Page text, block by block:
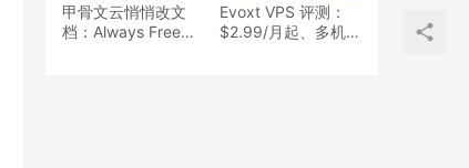
甲骨文云悄悄改文
档：Always Free
Evoxt VPS 评测：
$2.99/月起、多机房